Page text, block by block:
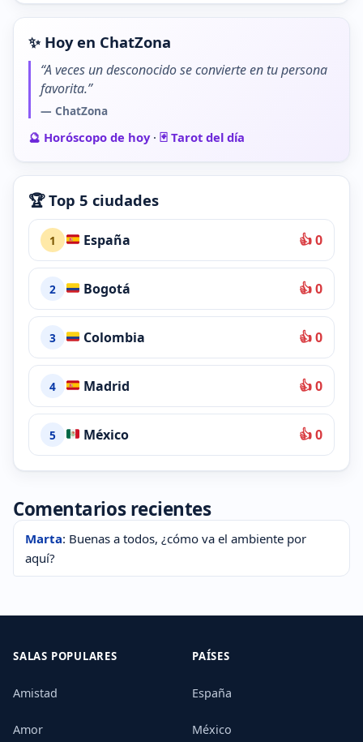
✨ Hoy en ChatZona
“A veces un desconocido se convierte en tu persona
favorita.”
— ChatZona
🔮 Horóscopo de hoy· 🃏 Tarot del día
🏆 Top 5 ciudades
1 España 👍 0
2 Bogotá 👍 0
3 Colombia 👍 0
4 Madrid 👍 0
5 México 👍 0
Comentarios recientes
Marta: Buenas a todos, ¿cómo va el ambiente por
aquí?
SALAS POPULARES
Amistad
Amor
PAÍSES
España
México